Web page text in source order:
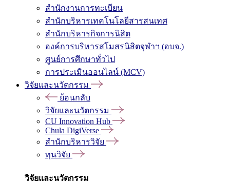
สำนักงานการทะเบียน
สำนักบริหารเทคโนโลยีสารสนเทศ
สำนักบริหารกิจการนิสิต
องค์การบริหารสโมสรนิสิตจุฬาฯ (อบจ.)
ศูนย์การศึกษาทั่วไป
การประเมินออนไลน์ (MCV)
วิจัยและนวัตกรรม
ย้อนกลับ
วิจัยและนวัตกรรม
CU Innovation Hub
Chula DigiVerse
สำนักบริหารวิจัย
ทุนวิจัย
วิจัยและนวัตกรรม